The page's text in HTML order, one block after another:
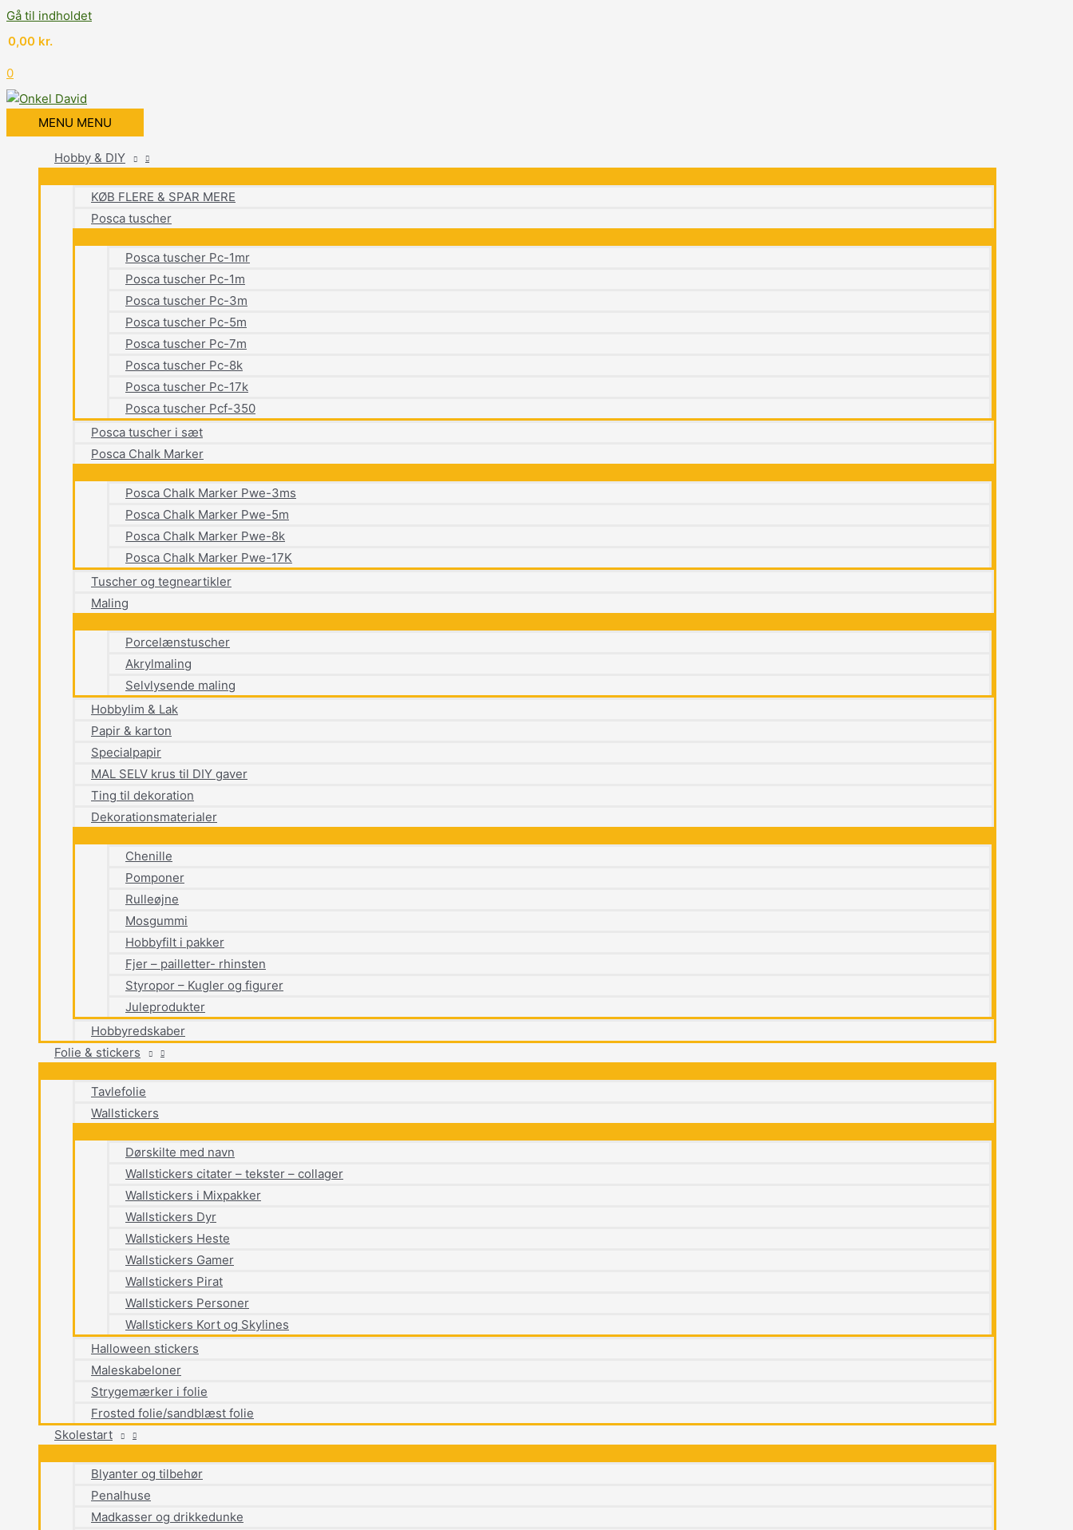
Gå til indholdet
0,00 kr.
0
MENU MENU
Hobby & DIY
KØB FLERE & SPAR MERE
Posca tuscher
Posca tuscher Pc-1mr
Posca tuscher Pc-1m
Posca tuscher Pc-3m
Posca tuscher Pc-5m
Posca tuscher Pc-7m
Posca tuscher Pc-8k
Posca tuscher Pc-17k
Posca tuscher Pcf-350
Posca tuscher i sæt
Posca Chalk Marker
Posca Chalk Marker Pwe-3ms
Posca Chalk Marker Pwe-5m
Posca Chalk Marker Pwe-8k
Posca Chalk Marker Pwe-17K
Tuscher og tegneartikler
Maling
Porcelænstuscher
Akrylmaling
Selvlysende maling
Hobbylim & Lak
Papir & karton
Specialpapir
MAL SELV krus til DIY gaver
Ting til dekoration
Dekorationsmaterialer
Chenille
Pomponer
Rulleøjne
Mosgummi
Hobbyfilt i pakker
Fjer – pailletter- rhinsten
Styropor – Kugler og figurer
Juleprodukter
Hobbyredskaber
Folie & stickers
Tavlefolie
Wallstickers
Dørskilte med navn
Wallstickers citater – tekster – collager
Wallstickers i Mixpakker
Wallstickers Dyr
Wallstickers Heste
Wallstickers Gamer
Wallstickers Pirat
Wallstickers Personer
Wallstickers Kort og Skylines
Halloween stickers
Maleskabeloner
Strygemærker i folie
Frosted folie/sandblæst folie
Skolestart
Blyanter og tilbehør
Penalhuse
Madkasser og drikkedunke